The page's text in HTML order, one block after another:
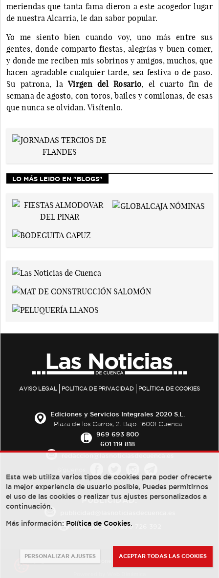
meriendas que tanta fama dieron a este acogedor lugar
de nuestra Alcarria, le dan sabor popular.
Yo me siento bien cuando voy, uno más entre sus
gentes, donde comparto fiestas, alegrías y buen comer,
y donde me reciben mis sobrinos y amigos, muchos, que
hacen agradable cualquier tarde, sea festiva o de paso.
Su patrona, laVirgen del Rosario, el cuarto fin de
semana de agosto, con toros, bailes y comilonas, de esas
que nunca se olvidan. Visítenlo.
LO MÁS LEIDO EN "BLOGS"
AVISO LEGAL POLÍTICA DE PRIVACIDAD POLÍTICA DE COOKIES
Ediciones y Servicios Integrales 2020 S.L.
Plaza de los Carros, 2. Bajo. 16001 Cuenca
969 693 800
601 119 818
PUBLICIDAD:
684 126 573/670 726 392
Esta web utiliza varios tipos de cookies para poder ofrecerte
la mejor experiencia de usuario posible, Puedes permitirnos
el uso de las cookies o realizar tus ajustes personalizados a
continuación.
Más información: Política de Cookies.
PERSONALIZAR AJUSTES ACEPTAR TODAS LAS COOKIES